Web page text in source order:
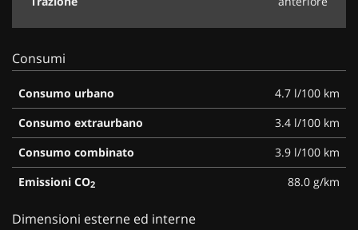
Consumi
Consumo urbano
4.7 l/100 km
Consumo extraurbano
3.4 l/100 km
Consumo combinato
3.9 l/100 km
Emissioni CO2 88.0 g/km
Dimensioni esterne ed interne